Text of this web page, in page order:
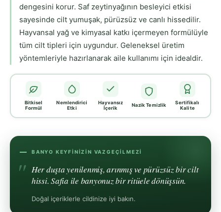
dengesini korur. Saf zeytinyağının besleyici etkisi
sayesinde cilt yumuşak, pürüzsüz ve canlı hissedilir.
Hayvansal yağ ve kimyasal katkı içermeyen formülüyle
tüm cilt tipleri için uygundur. Geleneksel üretim
yöntemleriyle hazırlanarak aile kullanımı için idealdir.
Bitkisel
Formül
Nemlendirici
Etki
Hayvansız
İçerik
Nazik Temizlik
Sertifikalı
Kalite
BANYO KEYFINIZIN VAZGEÇILMEZI
Her duşta yenilenmiş, arınmış ve pürüzsüz bir cilt
hissi. Safia ile banyonuz bir ritüele dönüşsün.
Doğal içeriklerle cildinize iyi bakın.